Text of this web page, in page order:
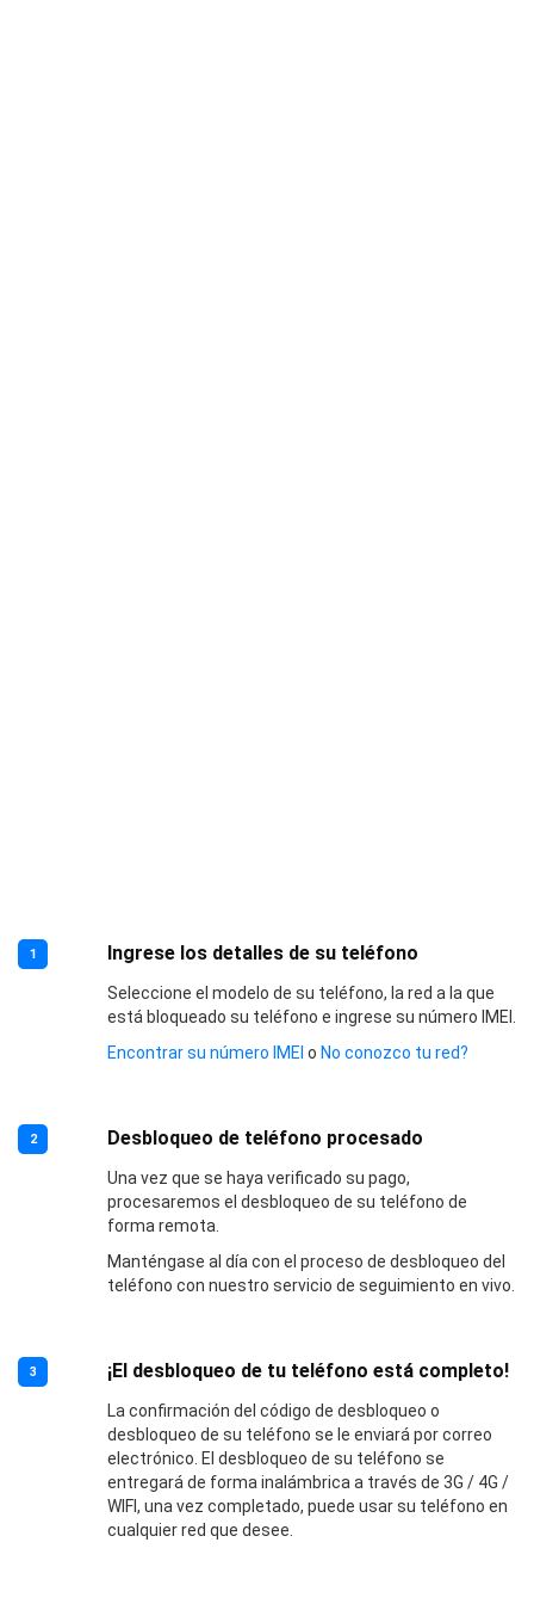
1 Ingrese los detalles de su teléfono
Seleccione el modelo de su teléfono, la red a la que
está bloqueado su teléfono e ingrese su número IMEI.
Encontrar su número IMEI o No conozco tu red?
2 Desbloqueo de teléfono procesado
Una vez que se haya verificado su pago,
procesaremos el desbloqueo de su teléfono de
forma remota.
Manténgase al día con el proceso de desbloqueo del
teléfono con nuestro servicio de seguimiento en vivo.
3 ¡El desbloqueo de tu teléfono está completo!
La confirmación del código de desbloqueo o
desbloqueo de su teléfono se le enviará por correo
electrónico. El desbloqueo de su teléfono se
entregará de forma inalámbrica a través de 3G / 4G /
WIFI, una vez completado, puede usar su teléfono en
cualquier red que desee.